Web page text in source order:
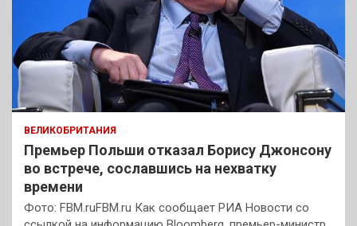
ВЕЛИКОБРИТАНИЯ
Премьер Польши отказал Борису Джонсону
во встрече, сославшись на нехватку
времени
Фото: FBM.ruFBM.ru Как сообщает РИА Новости со